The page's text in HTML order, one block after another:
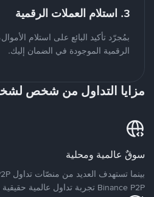
3. استلام العملات الرقمية
بمُجرّد تأكيد البائع على استلام
الرقمية الموجودة في الضمان إليك.
مزايا التداول من شخص
سوقٌ عالمية ومحلية
Binance P2P تجربة تداول عالمية حقيقية وتدعم أكثر من 70 عملة محلية.